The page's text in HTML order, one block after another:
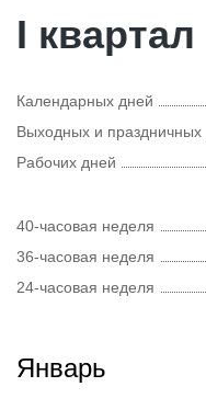
I квартал
Календарных дней
Выходных и праздничных
Рабочих дней
40-часовая неделя
36-часовая неделя
24-часовая неделя
Январь